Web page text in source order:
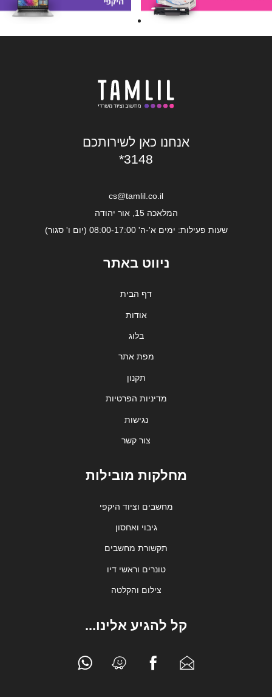
אנחנו כאן לשירותכם
*3148
cs@tamlil.co.il
המלאכה 15, אור יהודה
שעות פעילות: ימים א'-ה' 08:00-17:00 (יום ו' סגור)
ניווט באתר
דף הבית
אודות
בלוג
מפת אתר
תקנון
מדיניות הפרטיות
נגישות
צור קשר
מחלקות מובילות
מחשבים וציוד היקפי
גיבוי ואחסון
תקשורת מחשבים
טונרים וראשי דיו
צילום והקלטה
קל להגיע אלינו...